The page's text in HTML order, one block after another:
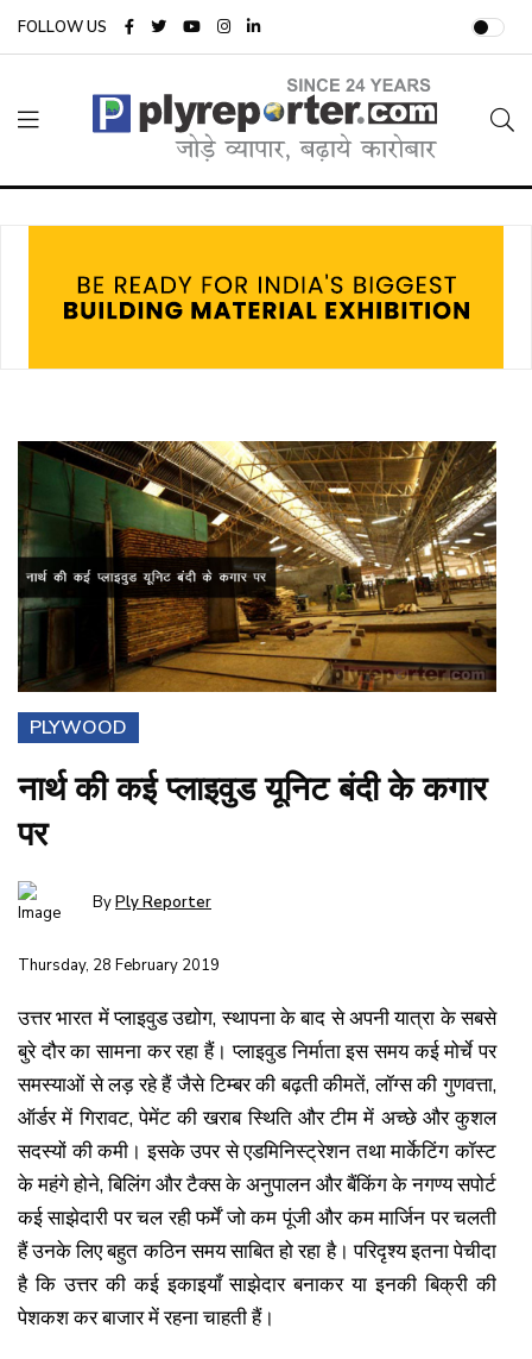
FOLLOW US
PLYWOOD
नार्थ की कई प्लाइवुड यूनिट बंदी के कगार
पर
ByPly Reporter
Thursday, 28 February 2019
उत्तर भारत में प्लाइवुड उद्योग, स्थापना के बाद से अपनी यात्रा के सबसे
बुरे दौर का सामना कर रहा हैं। प्लाइवुड निर्माता इस समय कई मोर्चे पर
समस्याओं से लड़ रहे हैं जैसे टिम्बर की बढ़ती कीमतें, लॉग्स की गुणवत्ता,
ऑर्डर में गिरावट, पेमेंट की खराब स्थिति और टीम में अच्छे और कुशल
सदस्यों की कमी। इसके उपर से एडमिनिस्ट्रेशन तथा मार्केटिंग कॉस्ट
के महंगे होने, बिलिंग और टैक्स के अनुपालन और बैंकिंग के नगण्य सपोर्ट
कई साझेदारी पर चल रही फर्में जो कम पूंजी और कम मार्जिन पर चलती
हैं उनके लिए बहुत कठिन समय साबित हो रहा है। परिदृश्य इतना पेचीदा
है कि उत्तर की कई इकाइयाँ साझेदार बनाकर या इनकी बिक्री की
पेशकश कर बाजार में रहना चाहती हैं।